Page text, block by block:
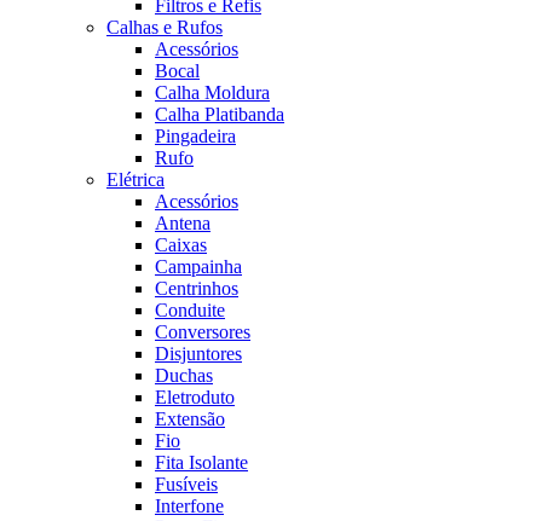
Filtros e Refis
Calhas e Rufos
Acessórios
Bocal
Calha Moldura
Calha Platibanda
Pingadeira
Rufo
Elétrica
Acessórios
Antena
Caixas
Campainha
Centrinhos
Conduite
Conversores
Disjuntores
Duchas
Eletroduto
Extensão
Fio
Fita Isolante
Fusíveis
Interfone